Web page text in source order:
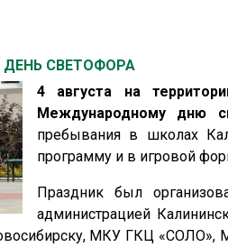
СВЕТОФОРА
4 августа на
Международному дню
пребывания в школах
программу и в игровой
Праздник был
администрацией
МКУ ГКЦ «СОЛО»,